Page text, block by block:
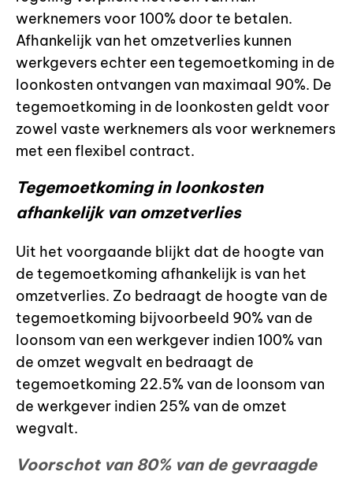
werknemers voor 100% door te betalen.
Afhankelijk van het omzetverlies kunnen
werkgevers echter een tegemoetkoming in de
loonkosten ontvangen van maximaal 90%. De
tegemoetkoming in de loonkosten geldt voor
zowel vaste werknemers als voor werknemers
met een flexibel contract.
Tegemoetkoming in loonkosten
afhankelijk van omzetverlies
Uit het voorgaande blijkt dat de hoogte van
de tegemoetkoming afhankelijk is van het
omzetverlies. Zo bedraagt de hoogte van de
tegemoetkoming bijvoorbeeld 90% van de
loonsom van een werkgever indien 100% van
de omzet wegvalt en bedraagt de
tegemoetkoming 22.5% van de loonsom van
de werkgever indien 25% van de omzet
wegvalt.
Voorschot van 80% van de gevraagde